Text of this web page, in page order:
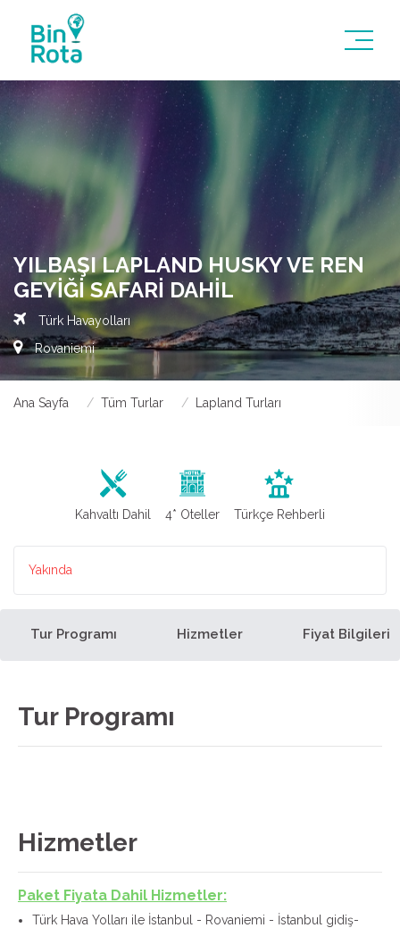
YILBAŞI LAPLAND HUSKY VE REN
GEYIĞI SAFARI DAHIL
Türk Havayolları
Rovaniemi
Ana Sayfa Tüm Turlar Lapland Turları
Kahvaltı Dahil 4* Oteller Türkçe Rehberli
Yakında
Tur Programı Hizmetler Fiyat Bilgileri
Tur Programı
Hizmetler
Paket Fiyata Dahil Hizmetler:
Türk Hava Yolları ile İstanbul - Rovaniemi - İstanbul gidiş-